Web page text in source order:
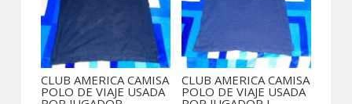
CLUB AMERICA CAMISA
POLO DE VIAJE USADA
CLUB AMERICA CAMISA
POLO DE VIAJE USADA